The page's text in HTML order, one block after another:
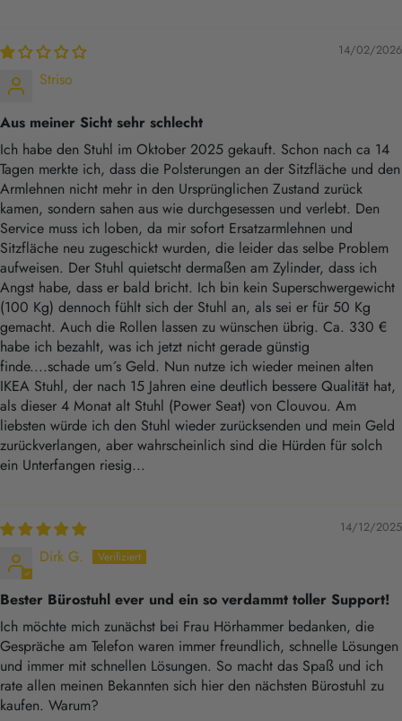
14/02/2026
Striso
Aus meiner Sicht sehr schlecht
Ich habe den Stuhl im Oktober 2025 gekauft. Schon nach ca 14
Tagen merkte ich, dass die Polsterungen an der Sitzfläche und den
Armlehnen nicht mehr in den Ursprünglichen Zustand zurück
kamen, sondern sahen aus wie durchgesessen und verlebt. Den
Service muss ich loben, da mir sofort Ersatzarmlehnen und
Sitzfläche neu zugeschickt wurden, die leider das selbe Problem
aufweisen. Der Stuhl quietscht dermaßen am Zylinder, dass ich
Angst habe, dass er bald bricht. Ich bin kein Superschwergewicht
(100 Kg) dennoch fühlt sich der Stuhl an, als sei er für 50 Kg
gemacht. Auch die Rollen lassen zu wünschen übrig. Ca. 330 €
habe ich bezahlt, was ich jetzt nicht gerade günstig
finde....schade um´s Geld. Nun nutze ich wieder meinen alten
IKEA Stuhl, der nach 15 Jahren eine deutlich bessere Qualität hat,
als dieser 4 Monat alt Stuhl (Power Seat) von Clouvou. Am
liebsten würde ich den Stuhl wieder zurücksenden und mein Geld
zurückverlangen, aber wahrscheinlich sind die Hürden für solch
ein Unterfangen riesig...
14/12/2025
Dirk G.
Bester Bürostuhl ever und ein so verdammt toller Support!
Ich möchte mich zunächst bei Frau Hörhammer bedanken, die
Gespräche am Telefon waren immer freundlich, schnelle Lösungen
und immer mit schnellen Lösungen. So macht das Spaß und ich
rate allen meinen Bekannten sich hier den nächsten Bürostuhl zu
kaufen. Warum?